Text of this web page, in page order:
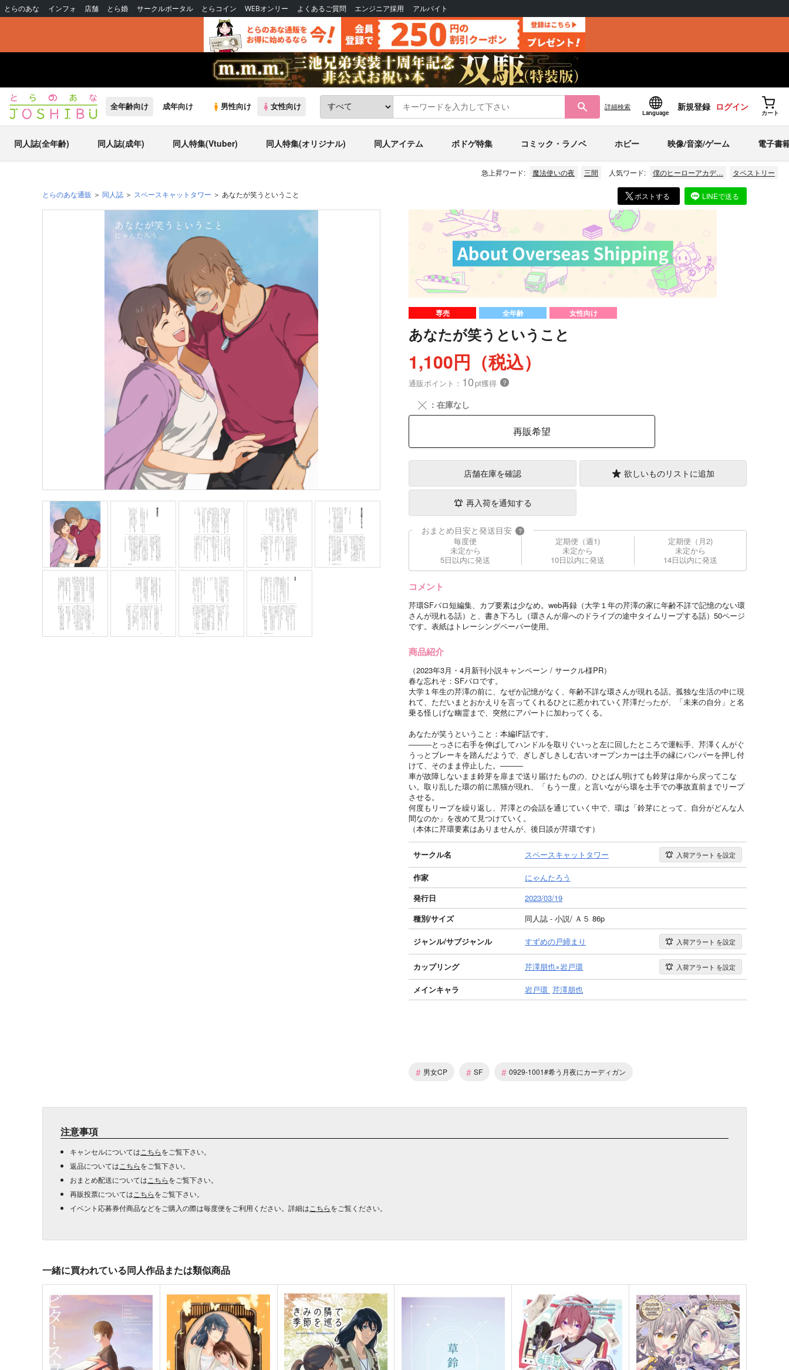
とらのあな インフォ 店舗 とら婚 サークルポータル とらコイン WEBオンリー よくあるご質問 エンジニア採用 アルバイト
全年齢向け 成年向け 男性向け 女性向け 詳細検索
Language
新規登録 ログイン
カート
同人誌(全年齢) 同人誌(成年) 同人特集(Vtuber) 同人特集(オリジナル) 同人アイテム ボドゲ特集 コミック・ラノベ ホビー 映像/音楽/ゲーム 電子書
急上昇ワード: 魔法使いの夜 三間 人気ワード: 僕のヒーローアカデ… タペストリー
とらのあな通販 同人誌 スペースキャットタワー あなたが笑うということ ポストする LINEで送る
専売 全年齢 女性向け
あなたが笑うということ
1,100円（税込）
通販ポイント： 10pt獲得 ？
╳ ：在庫なし
再販希望
店舗在庫を確認 欲しいものリストに追加
再入荷を通知する
おまとめ目安と発送目安 ?
毎度便
未定から
5日以内に発送
定期便（週1)
未定から
10日以内に発送
定期便（月2)
未定から
14日以内に発送
コメント
芹環SFパロ短編集、カプ要素は少なめ。web再録（大学１年の芹澤の家に年齢不詳で記憶のない環
さんが現れる話）と、書き下ろし（環さんが扉へのドライブの途中タイムリープする話）50ページ
です。表紙はトレーシングペーパー使用。
商品紹介
（2023年3月・4月新刊小説キャンペーン / サークル様PR）
春な忘れそ：SFパロです。
大学１年生の芹澤の前に、なぜか記憶がなく、年齢不詳な環さんが現れる話。孤独な生活の中に現
れて、ただいまとおかえりを言ってくれるひとに惹かれていく芹澤だったが、「未来の自分」と名
乗る怪しげな幽霊まで、突然にアパートに加わってくる。
あなたが笑うということ：本編IF話です。
―――とっさに右手を伸ばしてハンドルを取りぐいっと左に回したところで運転手、芹澤くんがぐ
うっとブレーキを踏んだようで、ぎしぎしきしむ古いオープンカーは土手の縁にバンパーを押し付
けて、そのまま停止した。―――
車が故障しないまま鈴芽を扉まで送り届けたものの、ひとばん明けても鈴芽は扉から戻ってこな
い。取り乱した環の前に黒猫が現れ、「もう一度」と言いながら環を土手での事故直前までリープ
させる。
何度もリープを繰り返し、芹澤との会話を通じていく中で、環は「鈴芽にとって、自分がどんな人
間なのか」を改めて見つけていく。
（本体に芹環要素はありませんが、後日談が芹環です）
サークル名 スペースキャットタワー 入荷アラート を設定
作家
にゃんたろう
発行日
2023/03/19
種別/サイズ
同人誌 - 小説/ Ａ５ 86p
ジャンル/サブジャンル すずめの戸締まり 入荷アラート を設定
カップリング 芹澤朋也×岩戸環 入荷アラート を設定
メインキャラ 岩戸環 芹澤朋也
# 男女CP # SF # 0929-1001#希う月夜にカーディガン
注意事項
キャンセルについては こちらをご覧下さい。
返品については こちらをご覧下さい。
おまとめ配送については こちらをご覧下さい。
再販投票については こちらをご覧下さい。
イベント応募券付商品などをご購入の際は毎度便をご利用ください。詳細は こちらをご覧ください。
一緒に買われている同人作品または類似商品